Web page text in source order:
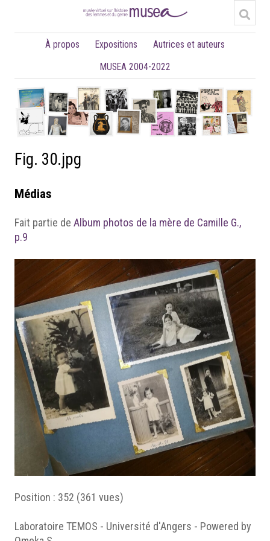
À propos Expositions
Autrices et auteurs
MUSEA 2004-2022
Fig. 30.jpg
Médias
Fait partie de Album photos de la mère de Camille G.,
p.9
Position : 352 (361 vues)
Laboratoire TEMOS - Université d'Angers - Powered by